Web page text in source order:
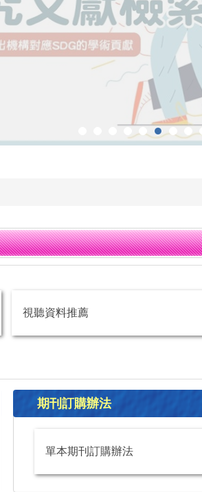
視聽資料推薦
期刊訂購辦法
單本期刊訂購辦法